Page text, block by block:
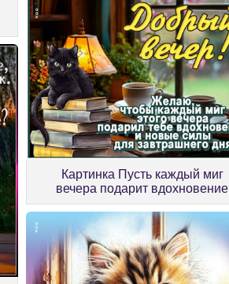
Картинка Пусть каждый миг
вечера подарит вдохновение